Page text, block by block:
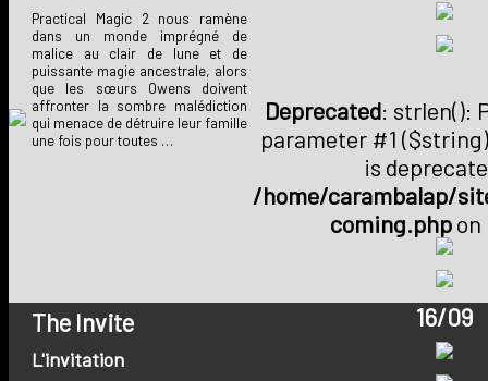
Practical Magic 2 nous ramène
dans un monde imprégné de
malice au clair de lune et de
puissante magie ancestrale, alors
que les sœurs Owens doivent
affronter la sombre malédiction
qui menace de détruire leur famille
une fois pour toutes …
Deprecated: strlen():
parameter #1
is
/home/carambalap/
coming.php
The Invite
L'invitation
16/09